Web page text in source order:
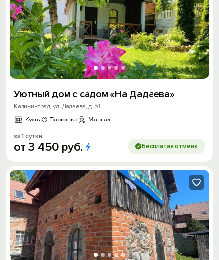
Уютный дом с садом «На Дадаева»
Калининград, ул. Дадаева, д. 51
Кухня
Парковка Мангал
за 1 сутки
от3 450 руб. Бесплатая отмена